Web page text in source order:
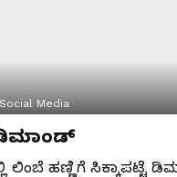
Social Media
ಡಿಮಾಂಡ್​
ಲಿಂಬೆ ಹಣ್ಣಿಗೆ ಸಿಕ್ಕಾಪಟ್ಟೆ